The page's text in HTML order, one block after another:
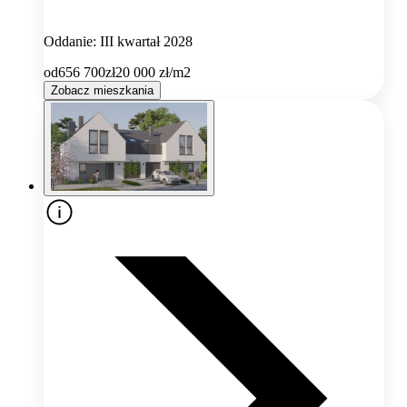
Oddanie: III kwartał 2028
od656 700zł20 000 zł/m2
Zobacz mieszkania